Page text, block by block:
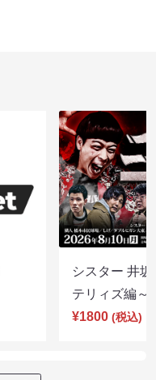
シスター 井
テリィズ編
¥1800 (税込)